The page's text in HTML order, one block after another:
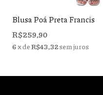
Blusa Poá Preta Francis
R$259,90
6 x deR$43,32sem juros